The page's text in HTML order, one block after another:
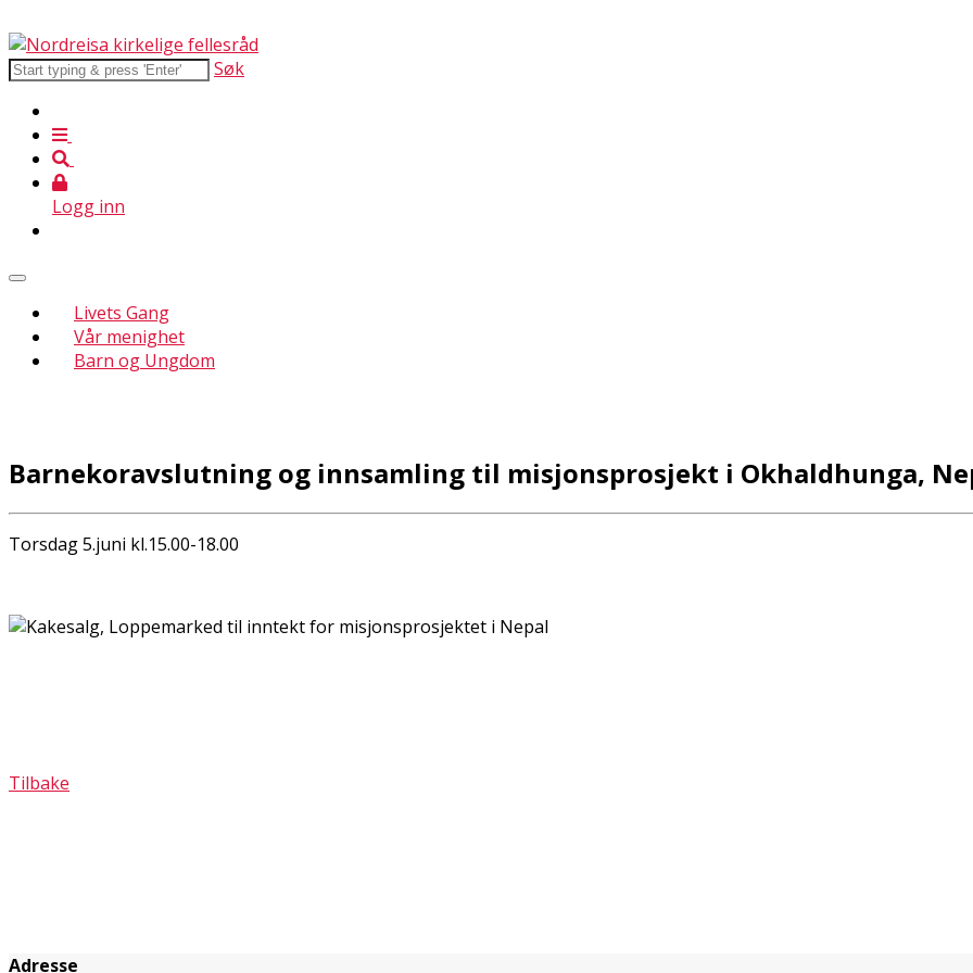
Søk
Logg inn
Livets Gang
Vår menighet
Barn og Ungdom
Barnekoravslutning og innsamling til misjonsprosjekt i Okhaldhunga,
Torsdag 5.juni kl.15.00-18.00
Tilbake
Adresse